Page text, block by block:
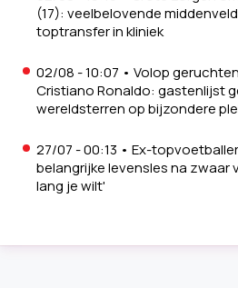
(17): veelbelovende
toptransfer in kliniek
02/08 - 10:07 • Volop
Cristiano Ronaldo: gastenlijst
wereldsterren op bijzondere
27/07 - 00:13 • Ex-
belangrijke levensles na zwaar
lang je wilt'